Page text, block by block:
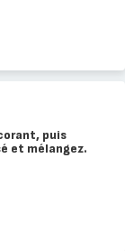
puis
et mélangez.